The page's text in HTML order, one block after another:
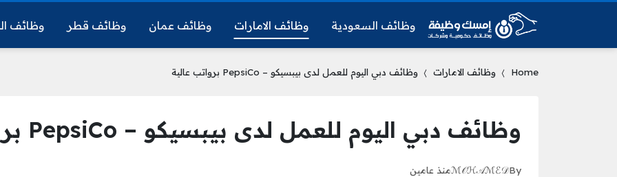
وظائف السعودية وظائف الامارات وظائف عمان وظائف قطر وظائف
Home وظائف الامارات وظائف دبي اليوم للعمل لدى بيبسيكو – PepsiCo برواتب عالية
وظائف دبي اليوم للعمل لدى بيبسيكو – PepsiCo برواتب عالية
By
ℳ𝒪ℋ𝒜ℳℰ𝒟منذ عامين